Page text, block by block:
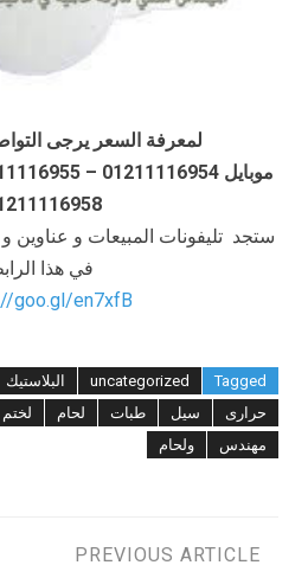
لمعرفة السعر يرجى
ستجد تليفونات المبيعات و
في هذا
goo.gl/en7xfB
Tagged
uncategorized البلاستيك
حرارى
سيل طبات لحام لختم
مهندس
ولحام
تصفّح
PREVIOUS ARTICLE